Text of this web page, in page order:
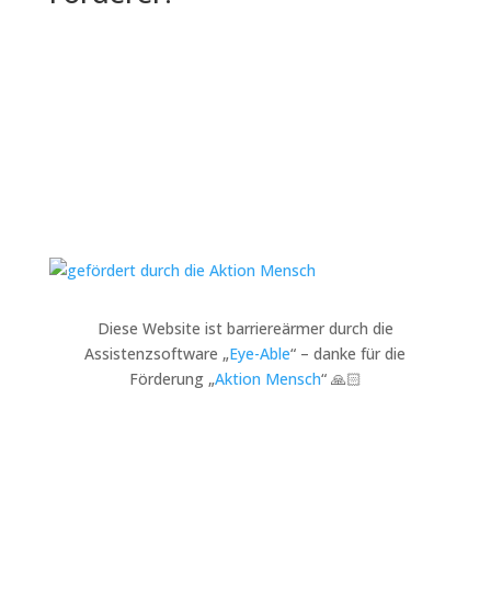
Diese Website ist barriereärmer durch die
Assistenzsoftware „Eye-Able“ – danke für die
Förderung „Aktion Mensch“ 🙏🏻